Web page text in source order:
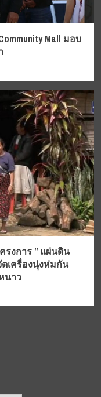
Mall มอบ
งการ ” แผ่นดิน
เครื่องนุ่งห่มกัน
นาว